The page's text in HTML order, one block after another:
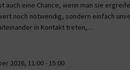
auch eine Chance, wenn man sie
noch notwendig, sondern einfach
in Kontakt treten,…
2026, 11:00- 15:00